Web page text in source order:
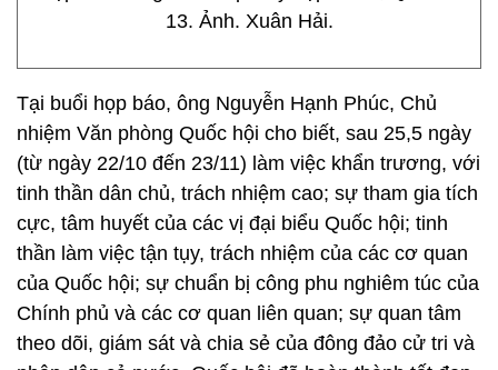
13. Ảnh. Xuân Hải.
Tại buổi họp báo, ông Nguyễn Hạnh Phúc, Chủ
nhiệm Văn phòng Quốc hội cho biết, sau 25,5 ngày
(từ ngày 22/10 đến 23/11) làm việc khẩn trương, với
tinh thần dân chủ, trách nhiệm cao; sự tham gia tích
cực, tâm huyết của các vị đại biểu Quốc hội; tinh
thần làm việc tận tụy, trách nhiệm của các cơ quan
của Quốc hội; sự chuẩn bị công phu nghiêm túc của
Chính phủ và các cơ quan liên quan; sự quan tâm
theo dõi, giám sát và chia sẻ của đông đảo cử tri và